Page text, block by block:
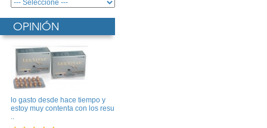
OPINIÓN
lo gasto desde hace tiempo y
estoy muy contenta con los resu
..